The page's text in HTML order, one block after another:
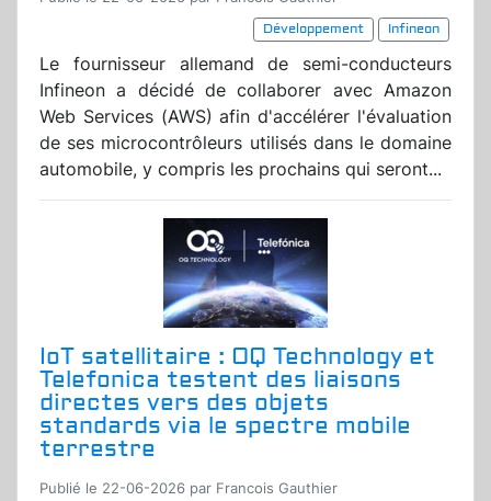
Développement
Infineon
Le fournisseur allemand de semi-conducteurs
Infineon a décidé de collaborer avec Amazon
Web Services (AWS) afin d'accélérer l'évaluation
de ses microcontrôleurs utilisés dans le domaine
automobile, y compris les prochains qui seront...
IoT satellitaire : OQ Technology et
Telefonica testent des liaisons
directes vers des objets
standards via le spectre mobile
terrestre
Publié le 22-06-2026 par Francois Gauthier